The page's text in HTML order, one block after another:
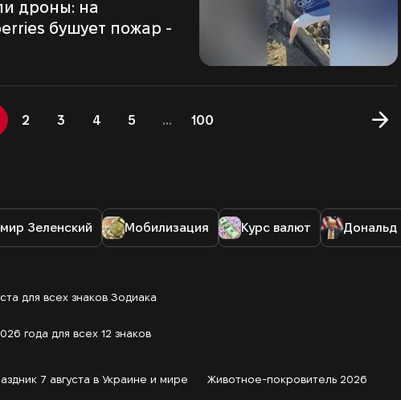
бушует пожар -
2 3 4 5 ... 100
Зеленский Мобилизация Курс валют Дональд
для всех знаков Зодиака
года для всех 12 знаков
7 августа в Украине и мире Животное-покровитель 2026